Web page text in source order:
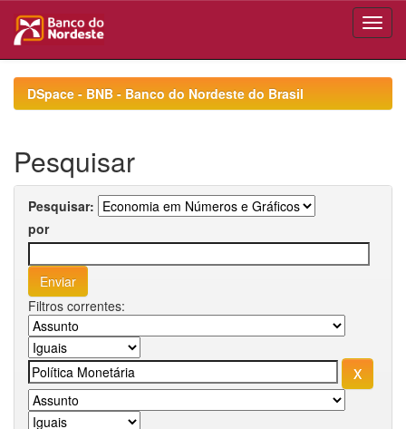
navigationDSpace - BNB - Banco do Nordeste do Brasil
Pesquisar
Pesquisar:
por
Filtros correntes: